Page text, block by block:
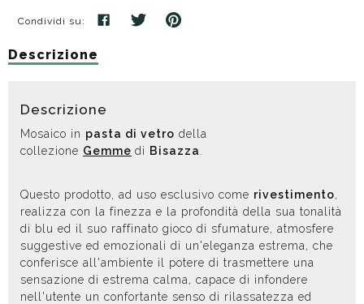
Condividi su:
Descrizione
Descrizione
Mosaico in pasta di vetro della
collezione Gemme di Bisazza
Questo prodotto, ad uso esclusivo come rivestimento,
realizza con la finezza e la profondità della sua tonalità
di blu ed il suo raffinato gioco di sfumature, atmosfere
suggestive ed emozionali di un'eleganza estrema, che
conferisce all'ambiente il potere di trasmettere una
sensazione di estrema calma, capace di infondere
nell'utente un confortante senso di rilassatezza ed